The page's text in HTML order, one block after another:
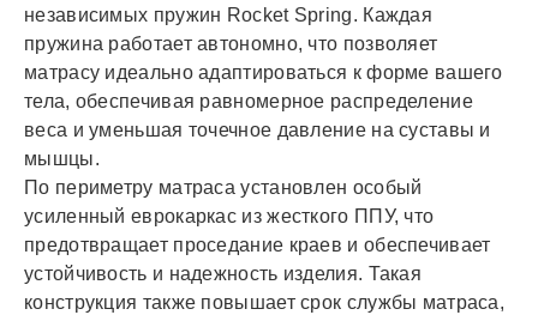
независимых пружин Rocket Spring. Каждая
пружина работает автономно, что позволяет
матрасу идеально адаптироваться к форме вашего
тела, обеспечивая равномерное распределение
веса и уменьшая точечное давление на суставы и
мышцы.
По периметру матраса установлен особый
усиленный еврокаркас из жесткого ППУ, что
предотвращает проседание краев и обеспечивает
устойчивость и надежность изделия. Такая
конструкция также повышает срок службы матраса,